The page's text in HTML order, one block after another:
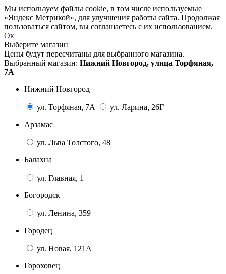
Мы используем файлы cookie, в том числе используемые
«Яндекс Метрикой», для улучшения работы сайта. Продолжая
пользоваться сайтом, вы соглашаетесь с их использованием.
Ок
Выберите магазин
Цены будут пересчитаны для выбранного магазина.
Выбранный магазин: Нижний Новгород, улица Торфяная,
7А
Нижний Новгород
ул. Торфяная, 7А
ул. Ларина, 26Г
Арзамас
ул. Льва Толстого, 48
Балахна
ул. Главная, 1
Богородск
ул. Ленина, 359
Городец
ул. Новая, 121А
Гороховец